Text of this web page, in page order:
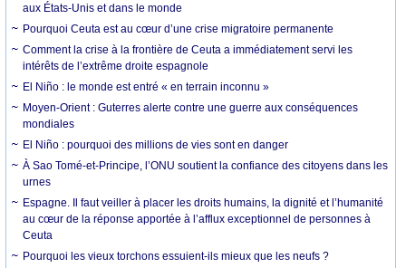
aux États-Unis et dans le monde
Pourquoi Ceuta est au cœur d’une crise migratoire permanente
Comment la crise à la frontière de Ceuta a immédiatement servi les
intérêts de l’extrême droite espagnole
El Niño : le monde est entré « en terrain inconnu »
Moyen-Orient : Guterres alerte contre une guerre aux conséquences
mondiales
El Niño : pourquoi des millions de vies sont en danger
À Sao Tomé-et-Principe, l’ONU soutient la confiance des citoyens dans les
urnes
Espagne. Il faut veiller à placer les droits humains, la dignité et l’humanité
au cœur de la réponse apportée à l’afflux exceptionnel de personnes à
Ceuta
Pourquoi les vieux torchons essuient-ils mieux que les neufs ?